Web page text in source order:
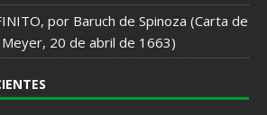
por Baruch de Spinoza (Carta de
20 de abril de 1663)